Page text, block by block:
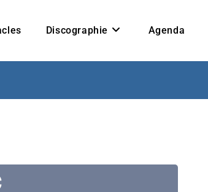
Discographie Agenda